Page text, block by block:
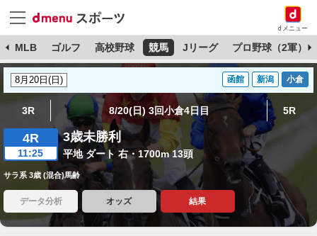
dメニュー
MLB ゴルフ 高校野球 競馬 Jリーグ プロ野球（2軍）
函館 新潟 小倉
3R 8/20(日) 3回小倉4日目 5R
4R
11:25
3歳未勝利
平地 ダート 右・1700m 13頭
サラ系 3歳 (混合)馬齢
データ分析 オッズ 結果